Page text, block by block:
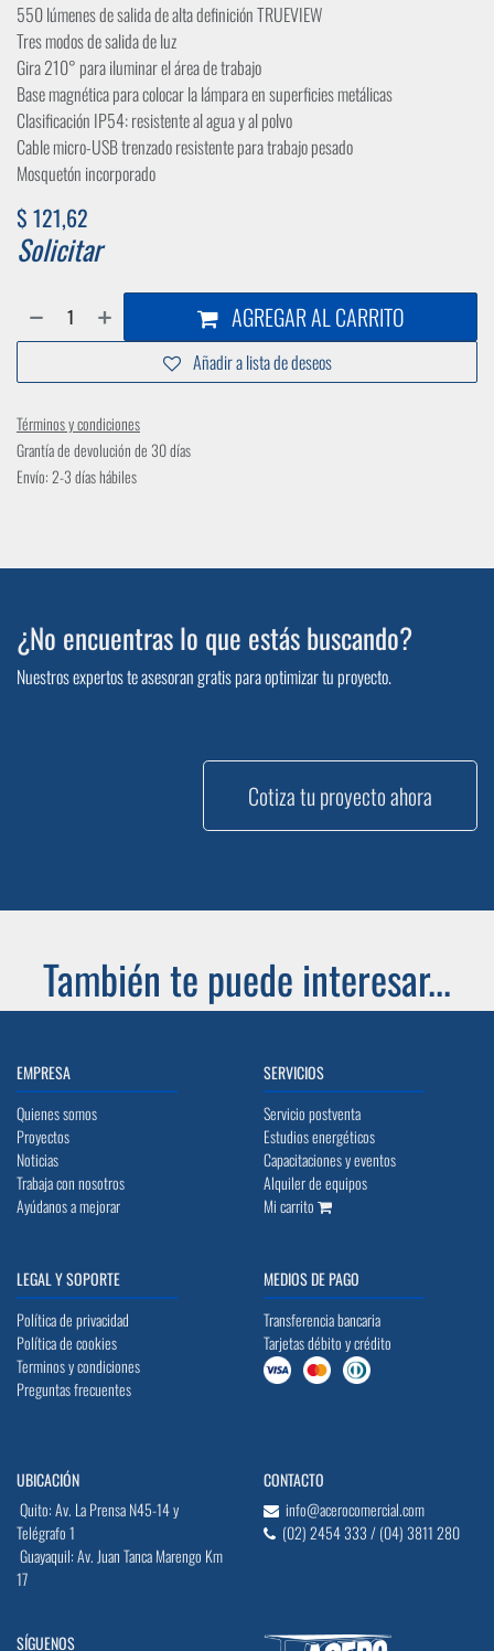
550 lúmenes de salida de alta definición TRUEVIEW
Tres modos de salida de luz
Gira 210° para iluminar el área de trabajo
Base magnética para colocar la lámpara en superficies metálicas
Clasificación IP54: resistente al agua y al polvo
Cable micro-USB trenzado resistente para trabajo pesado
Mosquetón incorporado
$ 121,62
Solicitar
AGREGAR AL CARRITO
Añadir a lista de deseos
Términos y condiciones
Grantía de devolución de 30 días
Envío: 2-3 días hábiles
¿No encuentras lo que estás buscando?
Nuestros expertos te asesoran gratis para optimizar tu proyecto.
Cotiza tu proyecto ahora
También te puede interesar...
EMPRESA
Quienes somos
Proyectos
Noticias
Trabaja con nosotros
Ayúdanos a mejorar
SERVICIOS
Servicio postventa
Estudios energéticos
Capacitaciones y eventos
Alquiler de equipos
Mi carrito
LEGAL Y SOPORTE
Política de privacidad
Política de cookies
Terminos y condiciones
Preguntas frecuentes
MEDIOS DE PAGO
Transferencia bancaria
Tarjetas débito y crédito
UBICACIÓN
Quito: Av. La Prensa N45-14 y
Telégrafo 1
Guayaquil: Av. Juan Tanca Marengo Km
17
CONTACTO
info@acerocomercial.com
(02) 2454 333 / (04) 3811 280
SÍGUENOS